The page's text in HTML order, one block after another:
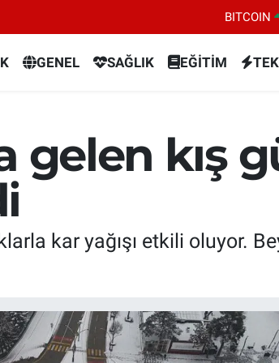
BITCOIN
GRAM
GENEL SAĞLIK EĞİTİM
gelen kış
kar yağışı etkili oluyor.